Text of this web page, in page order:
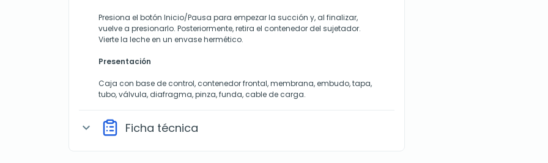
Presiona el botón Inicio/Pausa para empezar la succión y, al finalizar,
vuelve a presionarlo. Posteriormente, retira el contenedor del sujetador.
Vierte la leche en un envase hermético.
Presentación
Caja con base de control, contenedor frontal, membrana, embudo, tapa,
tubo, válvula, diafragma, pinza, funda, cable de carga.
expand_more Ficha técnica